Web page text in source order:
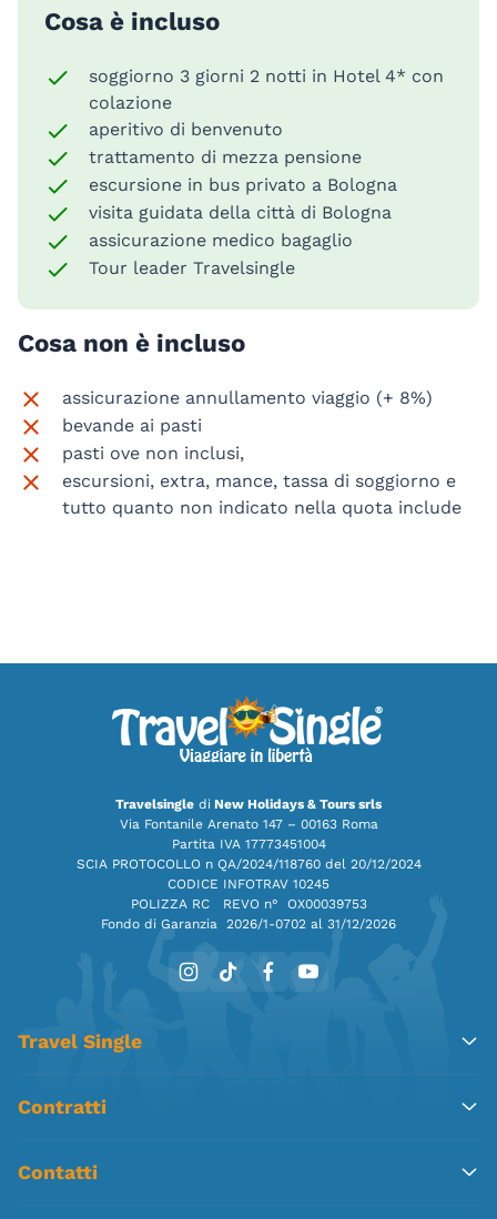
Cosa è incluso
soggiorno 3 giorni 2 notti in Hotel 4* con
colazione
aperitivo di benvenuto
trattamento di mezza pensione
escursione in bus privato a Bologna
visita guidata della città di Bologna
assicurazione medico bagaglio
Tour leader Travelsingle
Cosa non è incluso
assicurazione annullamento viaggio (+ 8%)
bevande ai pasti
pasti ove non inclusi,
escursioni, extra, mance, tassa di soggiorno e
tutto quanto non indicato nella quota include
Travelsingle di New Holidays & Tours srls
Via Fontanile Arenato 147 – 00163 Roma
Partita IVA 17773451004
SCIA PROTOCOLLO n QA/2024/118760 del 20/12/2024
CODICE INFOTRAV 10245
POLIZZA RC REVO n° OX00039753
Fondo di Garanzia 2026/1-0702 al 31/12/2026
Travel Single
Contratti
Contatti